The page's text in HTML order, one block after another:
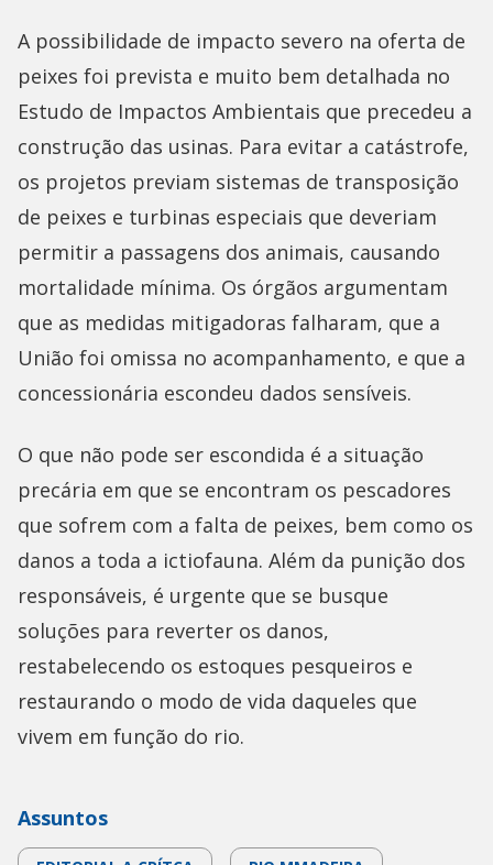
A possibilidade de impacto severo na oferta de
peixes foi prevista e muito bem detalhada no
Estudo de Impactos Ambientais que precedeu a
construção das usinas. Para evitar a catástrofe,
os projetos previam sistemas de transposição
de peixes e turbinas especiais que deveriam
permitir a passagens dos animais, causando
mortalidade mínima. Os órgãos argumentam
que as medidas mitigadoras falharam, que a
União foi omissa no acompanhamento, e que a
concessionária escondeu dados sensíveis.
O que não pode ser escondida é a situação
precária em que se encontram os pescadores
que sofrem com a falta de peixes, bem como os
danos a toda a ictiofauna. Além da punição dos
responsáveis, é urgente que se busque
soluções para reverter os danos,
restabelecendo os estoques pesqueiros e
restaurando o modo de vida daqueles que
vivem em função do rio.
Assuntos